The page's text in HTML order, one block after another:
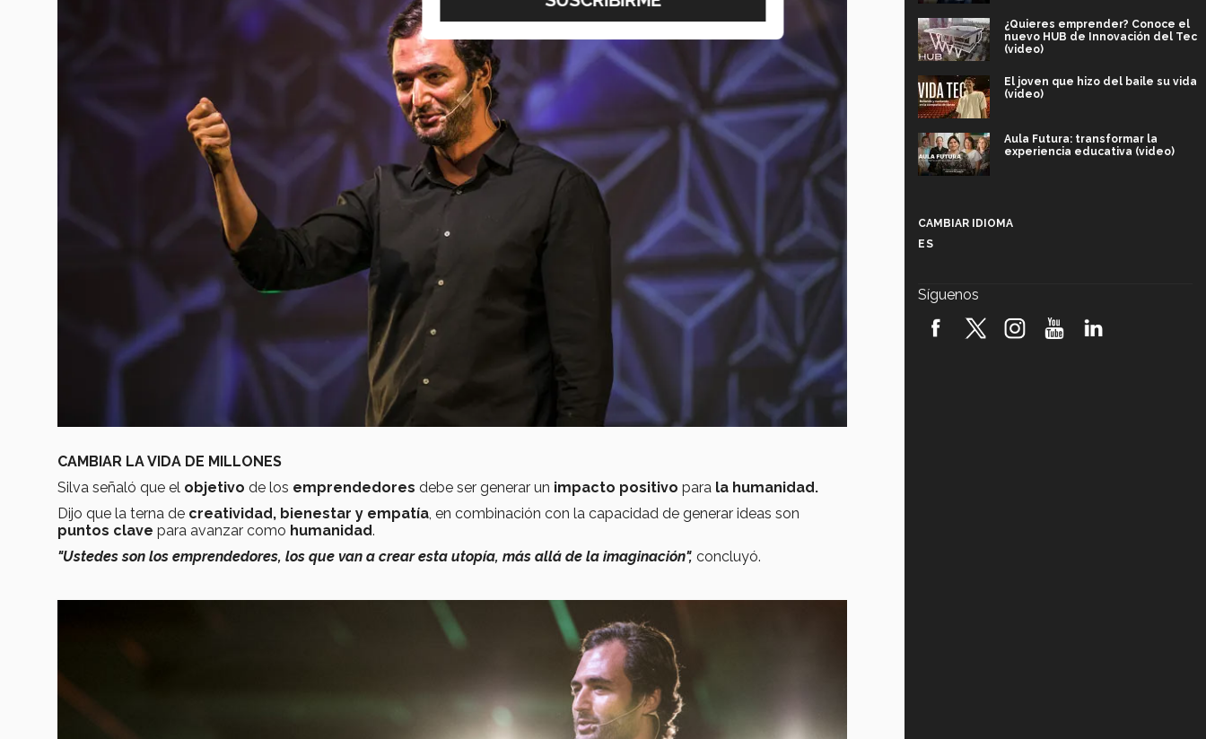
CAMBIAR LA VIDA DE MILLONES
Silva señaló que el objetivo de los emprendedores debe ser generar un impacto positivo para la humanidad.
Dijo que la terna de creatividad, bienestar y empatía , en combinación con la capacidad de generar ideas son
puntos clave para avanzar como humanidad.
"Ustedes son los emprendedores, los que van a crear esta utopía, más allá de la imaginación", concluyó.
¿Quieres emprender? Conoce el
nuevo HUB de Innovación del Tec
(video)
El joven que hizo del baile su vida
(video)
Aula Futura: transformar la
experiencia educativa (video)
robótica FIRST 2026! (video)
CAMBIAR IDIOMA
ES
Síguenos